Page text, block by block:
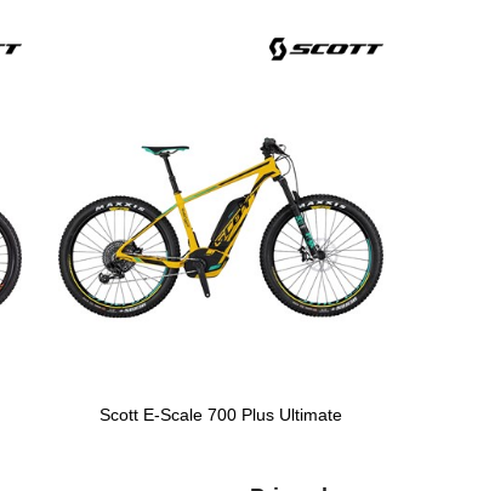
Scott E-Scale 700 Plus Ultimate